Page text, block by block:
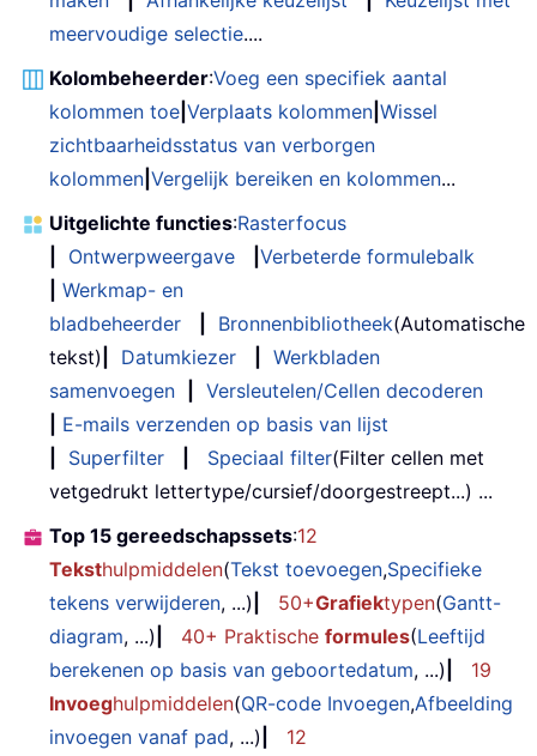
meervoudige selectie....
Kolombeheerder:Voeg een specifiek aantal
kolommen toe Verplaats kolommen Wissel
zichtbaarheidsstatus van verborgen
kolommen Vergelijk bereiken en kolommen...
Uitgelichte functies:Rasterfocus
Ontwerpweergave
Verbeterde formulebalk
Werkmap- en
bladbeheerder
Bronnenbibliotheek(Automatische
tekst)
Datumkiezer
Werkbladen
samenvoegen
Versleutelen/Cellen decoderen
E-mails verzenden op basis van lijst
Superfilter Speciaal filter(Filter cellen met
vetgedrukt lettertype/cursief/doorgestreept...) ...
Top 15 gereedschapssets:12
Teksthulpmiddelen(Tekst toevoegen,Specifieke
tekens verwijderen, ...) 50+Grafiektypen(Gantt-
diagram, ...) 40+ Praktische formules(Leeftijd
berekenen op basis van geboortedatum, ...)
19
Invoeghulpmiddelen(QR-code Invoegen,Afbeelding
invoegen vanaf pad, ...)
12